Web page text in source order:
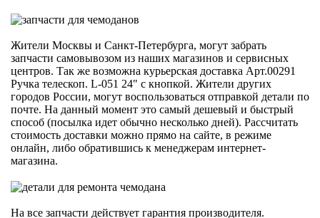
Жители Москвы и Санкт-Петербурга, могут забрать
запчасти самовывозом из наших магазинов и сервисных
центров. Так же возможна курьерская доставка Арт.00291
Ручка телескоп. L-051 24" с кнопкой. Жители других
городов России, могут воспользоваться отправкой детали по
почте. На данный момент это самый дешевый и быстрый
способ (посылка идет обычно несколько дней). Рассчитать
стоимость доставки можно прямо на сайте, в режиме
онлайн, либо обратившись к менеджерам интернет-
магазина.
На все запчасти действует гарантия производителя.